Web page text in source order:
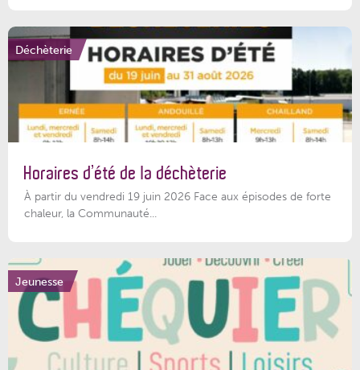
Déchèterie
Horaires d’été de la déchèterie
À partir du vendredi 19 juin 2026 Face aux épisodes de forte
chaleur, la Communauté...
Jeunesse